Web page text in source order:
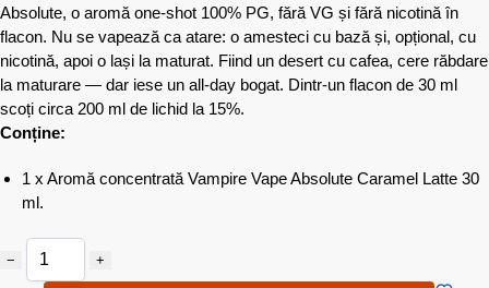
Absolute, o aromă one-shot 100% PG, fără VG și fără nicotină în
flacon. Nu se vapează ca atare: o amesteci cu bază și, opțional, cu
nicotină, apoi o lași la maturat. Fiind un desert cu cafea, cere răbdare
la maturare — dar iese un all-day bogat. Dintr-un flacon de 30 ml
scoți circa 200 ml de lichid la 15%.
Conține:
1 x Aromă concentrată Vampire Vape Absolute Caramel Latte 30
ml.
− +